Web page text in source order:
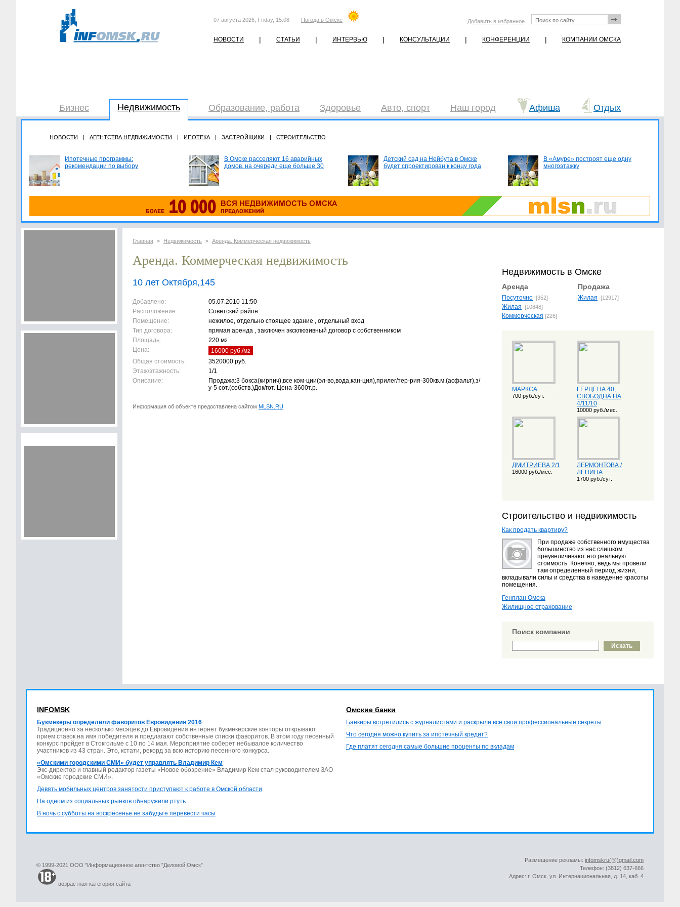
07 августа 2026, Friday, 15:08 Погода в Омске Добавить в избранное
НОВОСТИ | СТАТЬИ | ИНТЕРВЬЮ | КОНСУЛЬТАЦИИ | КОНФЕРЕНЦИИ | КОМПАНИИ ОМСКА
Бизнес Недвижимость Образование, работа Здоровье Авто, спорт Наш город Афиша Отдых
НОВОСТИ | АГЕНТСТВА НЕДВИЖИМОСТИ | ИПОТЕКА | ЗАСТРОЙЩИКИ | СТРОИТЕЛЬСТВО
Ипотечные программы:
рекомендации по выбору
В Омске расселяют 16 аварийных
домов, на очереди еще больше 30
Детский сад на Нейбута в Омске
будет спроектирован к концу года
В «Амуре» построят еще одну
многоэтажку
Главная > Недвижимость > Аренда. Коммерческая недвижимость
Аренда. Коммерческая недвижимость
10 лет Октября,145
Добавлено:
05.07.2010 11:50
Расположение:
Советский район
Помещение:
нежилое, отдельно стоящее здание , отдельный вход
Тип договора:
прямая аренда , заключен эксклюзивный договор с собственником
Площадь:
220 м2
Цена: 16000 руб./м2
Общая стоимость:
3520000 руб.
Этаж/этажность:
1/1
Описание:
Продажа:3 бокса(кирпич),все ком-ции(эл-во,вода,кан-ция),прилег/тер-рия-300кв.м.(асфальт),з/
у-5 сот.(собств.)Док/гот. Цена-3600т.р.
Информация об объекте предоставлена сайтом MLSN.RU
Недвижимость в Омске
Аренда Продажа
Посуточно [352]
Жилая [10848]
Коммерческая [226]
Жилая [12917]
МАРКСА
700 руб./сут.
ГЕРЦЕНА 40,
СВОБОДНА НА
4/11/10
10000 руб./мес.
ДМИТРИЕВА 2/1
16000 руб./мес.
ЛЕРМОНТОВА /
ЛЕНИНА
1700 руб./сут.
Строительство и недвижимость
Как продать квартиру?
При продаже собственного имущества
большинство из нас слишком
преувеличивают его реальную
стоимость. Конечно, ведь мы провели
там определенный период жизни,
вкладывали силы и средства в наведение красоты
помещения.
Генплан Омска
Жилищное страхование
Поиск компании
INFOMSK
Букмекеры определили фаворитов Евровидения 2016
Традиционно за несколько месяцев до Евровидения интернет букмекерские конторы открывают
прием ставок на имя победителя и предлагают собственные списки фаворитов. В этом году песенный
конкурс пройдет в Стокгольме с 10 по 14 мая. Мероприятие соберет небывалое количество
участников из 43 стран. Это, кстати, рекорд за всю историю песенного конкурса.
«Омскими городскими СМИ» будет управлять Владимир Кем
Экс-директор и главный редактор газеты «Новое обозрение» Владимир Кем стал руководителем ЗАО
«Омские городские СМИ».
Девять мобильных центров занятости приступают к работе в Омской области
На одном из социальных рынков обнаружили ртуть
В ночь с субботы на воскресенье не забудьте перевести часы
Омские банки
Банкиры встретились с журналистами и раскрыли все свои профессиональные секреты
Что сегодня можно купить за ипотечный кредит?
Где платят сегодня самые большие проценты по вкладам
© 1999-2021 ООО "Информационное агентство "Деловой Омск"
возрастная категория сайта
Размещение рекламы: infomskru(@)gmail.com
Телефон: (3812) 637-666
Адрес: г. Омск, ул. Интернациональная, д. 14, каб. 4